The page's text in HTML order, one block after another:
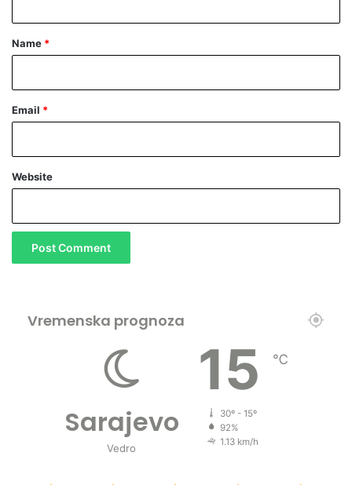
*
Name *
Email *
Website
Vremenska prognoza
Sarajevo
Vedro
15 ℃
30º - 15º
92%
1.13 km/h